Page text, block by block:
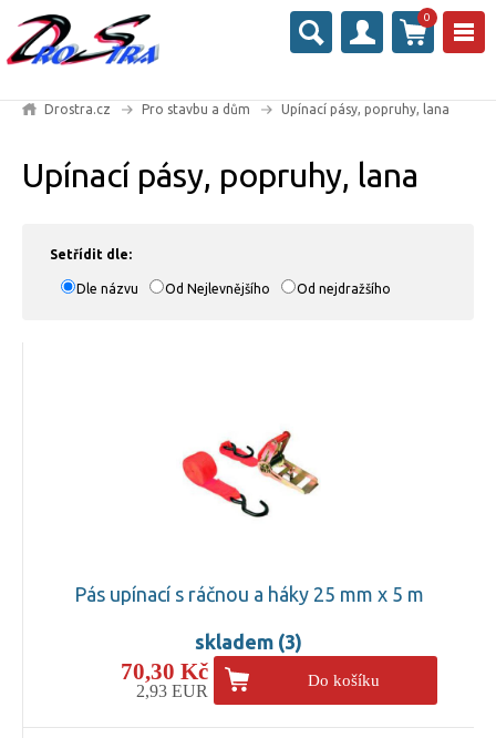
0
Drostra.cz Pro stavbu a dům Upínací pásy, popruhy, lana
Upínací pásy, popruhy, lana
Setřídit dle:
Dle názvu Od Nejlevnějšího Od nejdražšího
Pás upínací s ráčnou a háky 25 mm x 5 m
skladem (3)
70,30 Kč
2,93 EUR
Do košíku